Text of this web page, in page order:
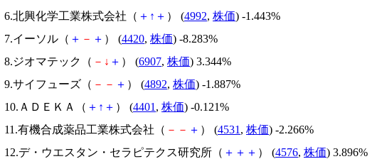
6.北興化学工業株式会社（ ＋ ↑ ＋ ） (4992, 株価) -1.443%
7.イーソル（ ＋ － ＋ ） (4420, 株価) -8.283%
8.ジオマテック（ － ↓ ＋ ） (6907, 株価) 3.344%
9.サイフューズ（ － － ＋ ） (4892, 株価) -1.887%
10.ＡＤＥＫＡ（ ＋ ↑ ＋ ） (4401 , 株価) -0.121%
11.有機合成薬品工業株式会社（ － － ＋ ） (4531 , 株価) -2.266%
12.デ・ウエスタン・セラピテクス研究所（ ＋ ＋ ＋ ） (4576, 株価) 3.896%